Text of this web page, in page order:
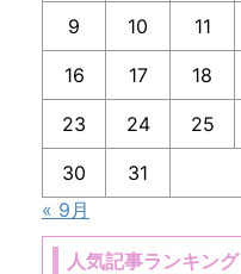
9 10 11
16 17 18
23 24 25
30
31
« 9月
人気記事ランキング